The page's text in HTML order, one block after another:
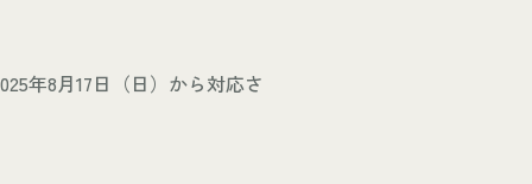
年8月17日（日）から対応さ